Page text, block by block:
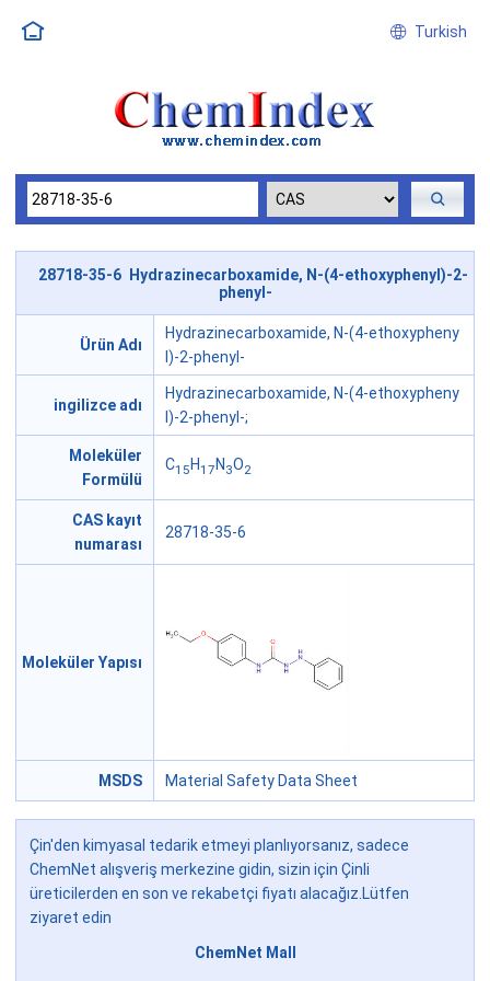
Turkish
28718-35-6 Hydrazinecarboxamide, N-(4-ethoxyphenyl)-2-
phenyl-
Ürün Adı
Hydrazinecarboxamide, N-(4-ethoxypheny
l)-2-phenyl-
ingilizce adı
Hydrazinecarboxamide, N-(4-ethoxypheny
l)-2-phenyl-;
Moleküler
Formülü
C15 H17 N 3O2
CAS kayıt
numarası
28718-35-6
Moleküler Yapısı
MSDS Material Safety Data Sheet
Çin'den kimyasal tedarik etmeyi planlıyorsanız, sadece
ChemNet alışveriş merkezine gidin, sizin için Çinli
üreticilerden en son ve rekabetçi fiyatı alacağız.Lütfen
ziyaret edin
ChemNet Mall